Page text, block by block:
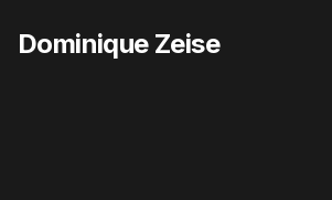
Dominique Zeise